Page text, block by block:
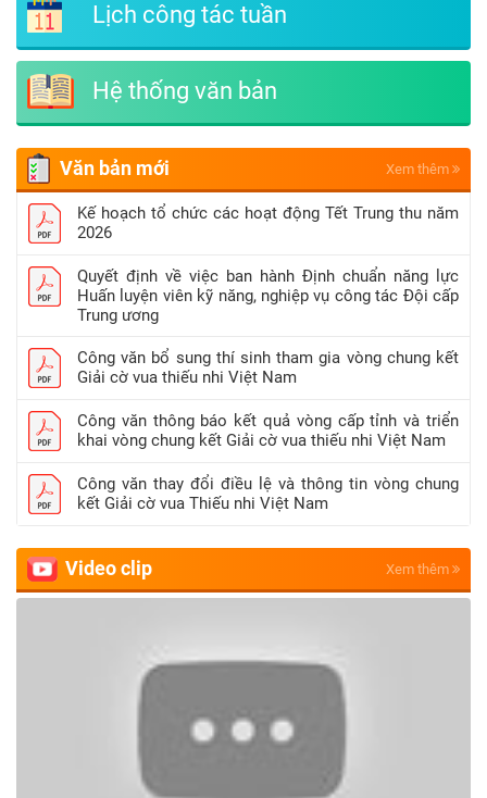
Lịch công tác tuần
Hệ thống văn bản
Văn bản mới Xem thêm
Kế hoạch tổ chức các hoạt động Tết Trung thu năm
2026
Quyết định về việc ban hành Định chuẩn năng lực
Huấn luyện viên kỹ năng, nghiệp vụ công tác Đội cấp
Trung ương
Công văn bổ sung thí sinh tham gia vòng chung kết
Giải cờ vua thiếu nhi Việt Nam
Công văn thông báo kết quả vòng cấp tỉnh và triển
khai vòng chung kết Giải cờ vua thiếu nhi Việt Nam
Công văn thay đổi điều lệ và thông tin vòng chung
kết Giải cờ vua Thiếu nhi Việt Nam
Video clip Xem thêm